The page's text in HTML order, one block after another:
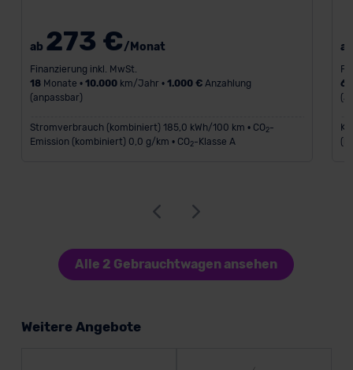
ab 273 €/Monat
Finanzierung inkl. MwSt.
18Monate • 10.000km/Jahr • 1.000 €Anzahlung
(anpassbar)
Stromverbrauch (kombiniert) 185,0 kWh/100 km • CO2-
Emission (kombiniert) 0,0 g/km • CO2-Klasse A
60
Alle 2 Gebrauchtwagen ansehen
Weitere Angebote